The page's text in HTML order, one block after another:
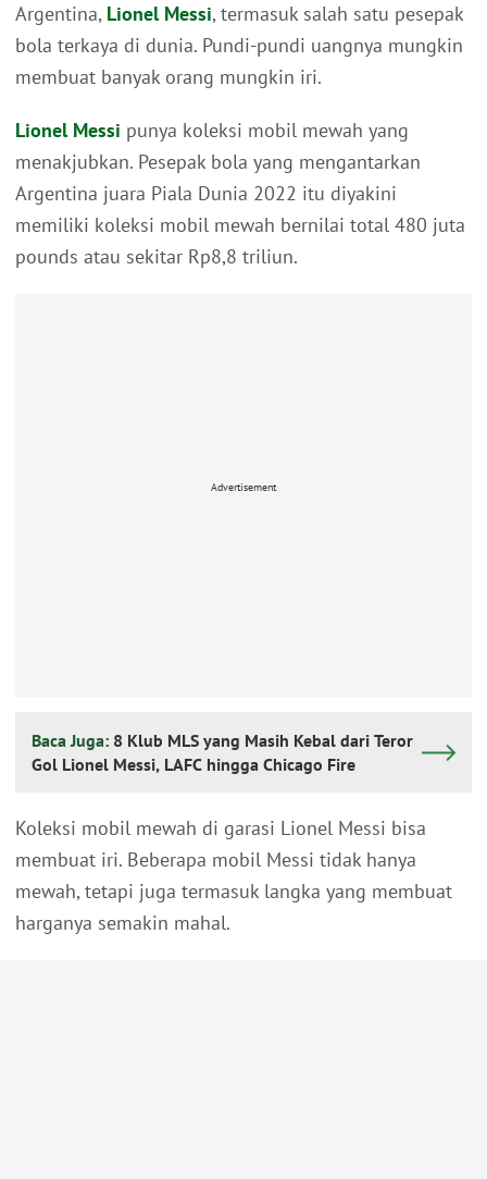
Argentina, Lionel Messi, termasuk salah satu pesepak
bola terkaya di dunia. Pundi-pundi uangnya mungkin
membuat banyak orang mungkin iri.
Lionel Messi punya koleksi mobil mewah yang
menakjubkan. Pesepak bola yang mengantarkan
Argentina juara Piala Dunia 2022 itu diyakini
memiliki koleksi mobil mewah bernilai total 480 juta
pounds atau sekitar Rp8,8 triliun.
Advertisement
Baca Juga: 8 Klub MLS yang Masih Kebal dari Teror
Gol Lionel Messi, LAFC hingga Chicago Fire
Koleksi mobil mewah di garasi Lionel Messi bisa
membuat iri. Beberapa mobil Messi tidak hanya
mewah, tetapi juga termasuk langka yang membuat
harganya semakin mahal.